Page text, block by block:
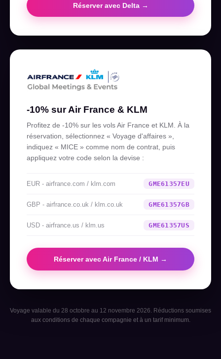
Réserver avec Delta →
-10% sur Air France & KLM
Profitez de -10% sur les vols Air France et KLM. À la
réservation, sélectionnez « Voyage d'affaires »,
indiquez « MICE » comme nom de contrat, puis
appliquez votre code selon la devise :
EUR - airfrance.com / klm.com GME61357EU
GBP - airfrance.co.uk / klm.co.uk GME61357GB
USD - airfrance.us / klm.us GME61357US
Réserver avec Air France / KLM →
Voyage valable du 28 octobre au 12 novembre 2026. Réductions soumises
aux conditions de chaque compagnie et à un tarif minimum.